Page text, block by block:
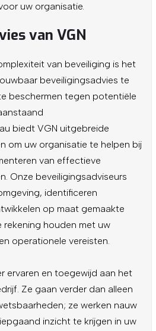
uw organisatie.
van VGN
van beveiliging is het
beveiligingsadvies te
beschermen tegen potentiële
biedt VGN uitgebreide
om uw organisatie te helpen bij
van effectieve
Onze beveiligingsadviseurs
identificeren
op maat gemaakte
rekening houden met uw
operationele vereisten.
ervaren en toegewijd aan het
Ze gaan verder dan alleen
ze werken nauw
inzicht te krijgen in uw